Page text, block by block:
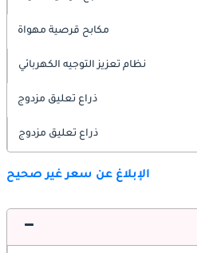
مكابح قرصية مهواة
نظام تعزيز التوجيه الكهربائي
ذراع تعليق مزدوج
ذراع تعليق مزدوج
الإبلاغ عن سعر غير صحيح